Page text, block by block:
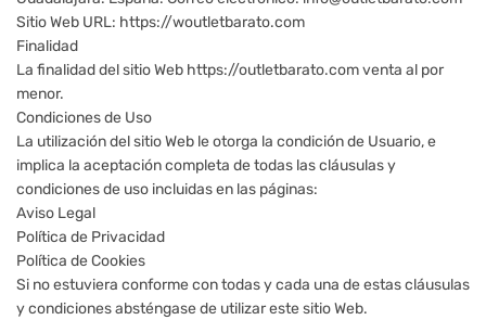
Sitio Web URL: https://woutletbarato.com
Finalidad
La finalidad del sitio Web https://outletbarato.com venta al por
menor.
Condiciones de Uso
La utilización del sitio Web le otorga la condición de Usuario, e
implica la aceptación completa de todas las cláusulas y
condiciones de uso incluidas en las páginas:
Aviso Legal
Política de Privacidad
Política de Cookies
Si no estuviera conforme con todas y cada una de estas cláusulas
y condiciones absténgase de utilizar este sitio Web.